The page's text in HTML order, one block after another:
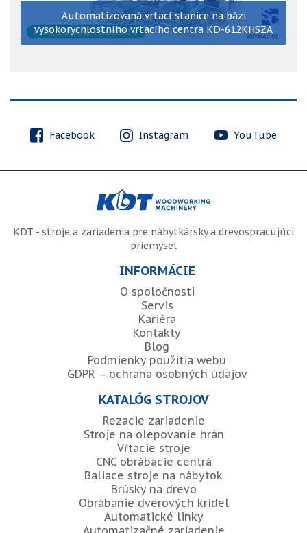
Automatizovaná vrtací stanice na bázi
vysokorychlostního vrtacího centra KD-612KHSZA
Facebook Instagram YouTube
KDT - stroje a zariadenia pre nábytkársky a drevospracujúci
priemysel
INFORMÁCIE
O spoločnosti
Servis
Kariéra
Kontakty
Blog
Podmienky použitia webu
GDPR – ochrana osobných údajov
KATALÓG STROJOV
Rezacie zariadenie
Stroje na olepovanie hrán
Vŕtacie stroje
CNC obrábacie centrá
Baliace stroje na nábytok
Brúsky na drevo
Obrábanie dverových krídel
Automatické linky
Automatizačné zariadenie